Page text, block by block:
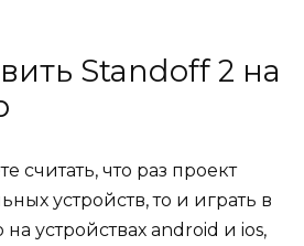
Standoff 2 на
считать, что раз проект
устройств, то и играть в
устройствах android и ios,